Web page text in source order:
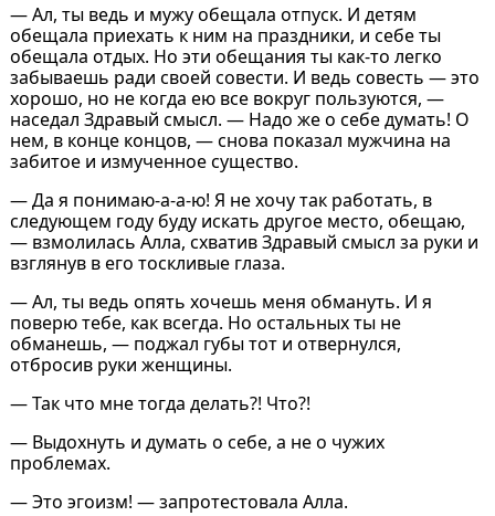
— Ал, ты ведь и мужу обещала отпуск. И детям
обещала приехать к ним на праздники, и себе ты
обещала отдых. Но эти обещания ты как-то легко
забываешь ради своей совести. И ведь совесть — это
хорошо, но не когда ею все вокруг пользуются, —
наседал Здравый смысл. — Надо же о себе думать! О
нем, в конце концов, — снова показал мужчина на
забитое и измученное существо.
— Да я понимаю-а-а-ю! Я не хочу так работать, в
следующем году буду искать другое место, обещаю,
— взмолилась Алла, схватив Здравый смысл за руки и
взглянув в его тоскливые глаза.
— Ал, ты ведь опять хочешь меня обмануть. И я
поверю тебе, как всегда. Но остальных ты не
обманешь, — поджал губы тот и отвернулся,
отбросив руки женщины.
— Так что мне тогда делать?! Что?!
— Выдохнуть и думать о себе, а не о чужих
проблемах.
— Это эгоизм! — запротестовала Алла.